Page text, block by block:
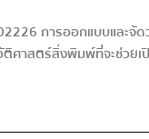
การออกแบบแล
ศาสตร์สิ่งพิมพ์ที่จะช่วยเ